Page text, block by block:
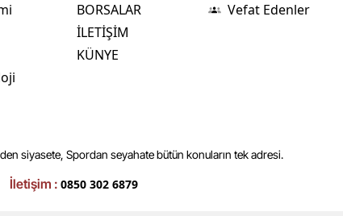
BORSALAR
İLETİŞİM
KÜNYE
Vefat Edenler
siyasete, Spordan seyahate bütün konuların tek adresi.
İletişim : 0850 302 6879